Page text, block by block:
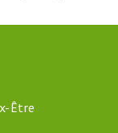
Être